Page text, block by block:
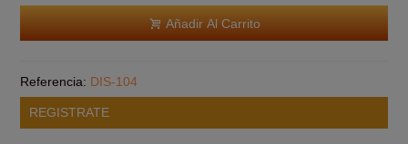
Añadir Al Carrito
Referencia: DIS-104
REGISTRATE